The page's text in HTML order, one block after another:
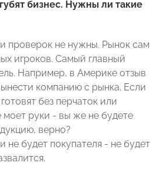
бизнес. Нужны ли такие
проверок не нужны. Рынок сам
игроков. Самый главный
Например, в Америке отзыв
компанию с рынка. Если
без перчаток или
моет руки - вы же не будете
верно?
не будет покупателя - не будет